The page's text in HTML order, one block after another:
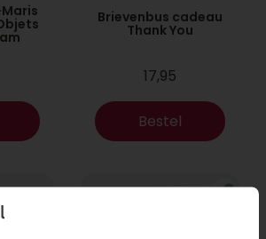
Brievenbus cadeau
Thank You
17,95
Bestel